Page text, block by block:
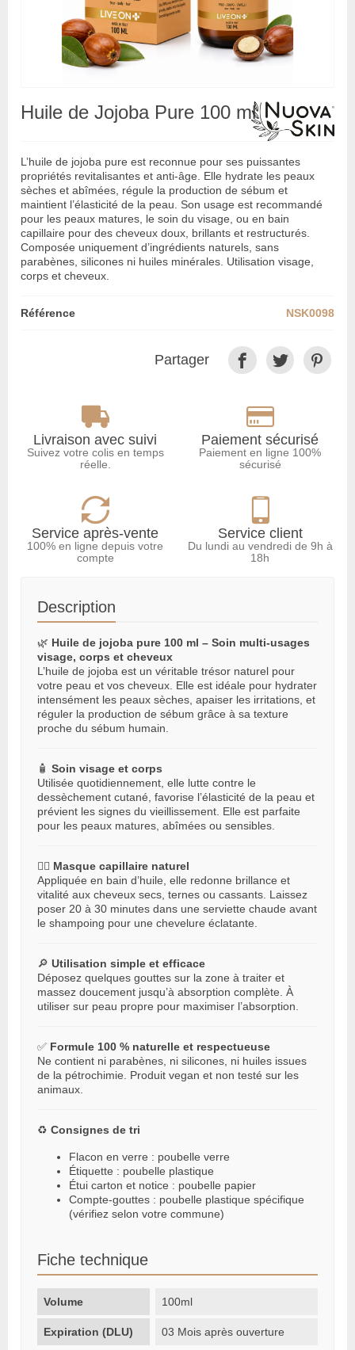
Huile de Jojoba Pure 100 ml
L’huile de jojoba pure est reconnue pour ses puissantes
propriétés revitalisantes et anti-âge. Elle hydrate les peaux
sèches et abîmées, régule la production de sébum et
maintient l’élasticité de la peau. Son usage est recommandé
pour les peaux matures, le soin du visage, ou en bain
capillaire pour des cheveux doux, brillants et restructurés.
Composée uniquement d’ingrédients naturels, sans
parabènes, silicones ni huiles minérales. Utilisation visage,
corps et cheveux.
Référence NSK0098
Partager
Livraison avec suivi
Suivez votre colis en temps
réelle.
Paiement sécurisé
Paiement en ligne 100%
sécurisé
Service après-vente
100% en ligne depuis votre
compte
Service client
Du lundi au vendredi de 9h à
18h
Description
🌿 Huile de jojoba pure 100 ml – Soin multi-usages
visage, corps et cheveux
L’huile de jojoba est un véritable trésor naturel pour
votre peau et vos cheveux. Elle est idéale pour hydrater
intensément les peaux sèches, apaiser les irritations, et
réguler la production de sébum grâce à sa texture
proche du sébum humain.
🧴 Soin visage et corps
Utilisée quotidiennement, elle lutte contre le
dessèchement cutané, favorise l’élasticité de la peau et
prévient les signes du vieillissement. Elle est parfaite
pour les peaux matures, abîmées ou sensibles.
💆‍♀️ Masque capillaire naturel
Appliquée en bain d’huile, elle redonne brillance et
vitalité aux cheveux secs, ternes ou cassants. Laissez
poser 20 à 30 minutes dans une serviette chaude avant
le shampoing pour une chevelure éclatante.
🔎 Utilisation simple et efficace
Déposez quelques gouttes sur la zone à traiter et
massez doucement jusqu’à absorption complète. À
utiliser sur peau propre pour maximiser l’absorption.
✅ Formule 100 % naturelle et respectueuse
Ne contient ni parabènes, ni silicones, ni huiles issues
de la pétrochimie. Produit vegan et non testé sur les
animaux.
♻️ Consignes de tri
Flacon en verre : poubelle verre
Étiquette : poubelle plastique
Étui carton et notice : poubelle papier
Compte-gouttes : poubelle plastique spécifique
(vérifiez selon votre commune)
Fiche technique
Volume 100ml
Expiration (DLU) 03 Mois après ouverture